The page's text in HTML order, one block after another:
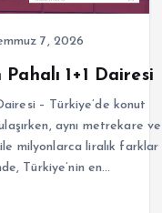
7, 2026
1+1 Dairesi
– Türkiye’de konut
aynı metrekare ve
milyonlarca liralık farklar
Türkiye’nin en…